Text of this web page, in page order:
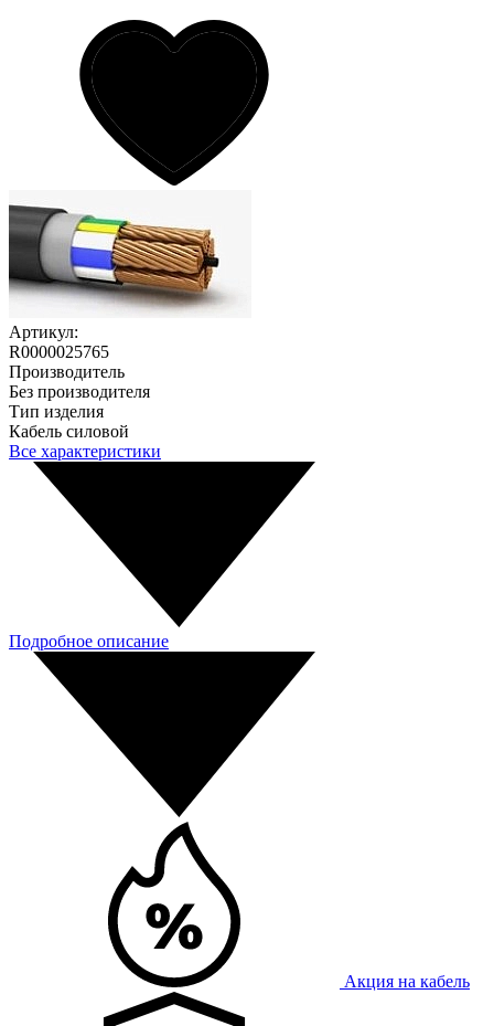
Артикул:
R0000025765
Производитель
Без производителя
Тип изделия
Кабель силовой
Все характеристики
Подробное описание
Акция на кабель